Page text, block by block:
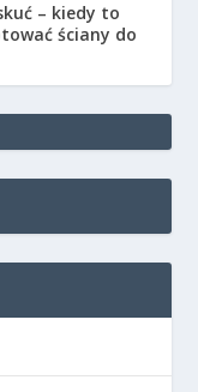
– kiedy to
ściany do